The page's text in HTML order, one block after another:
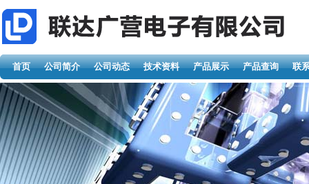
首页 公司简介 公司动态 技术资料 产品展示 产品查询 联